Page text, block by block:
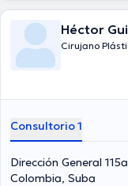
Héctor
Cirujano
Consultorio 1
Dirección General
Colombia, Suba